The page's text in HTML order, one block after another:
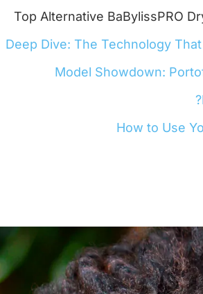
Top Alternative BaBylissPRO
Deep Dive: The Technology
Model Showdown:
How to Use